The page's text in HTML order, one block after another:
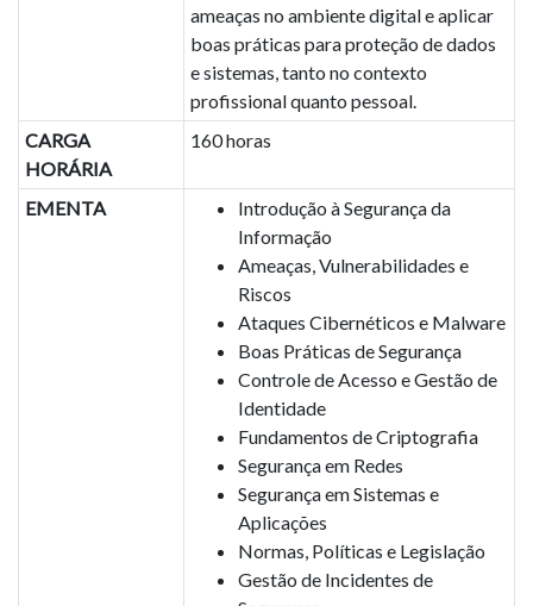
ameaças no ambiente digital e aplicar
boas práticas para proteção de dados
e sistemas, tanto no contexto
profissional quanto pessoal.
CARGA
HORÁRIA
160 horas
EMENTA
Introdução à Segurança da
Informação
Ameaças, Vulnerabilidades e
Riscos
Ataques Cibernéticos e Malware
Boas Práticas de Segurança
Controle de Acesso e Gestão de
Identidade
Fundamentos de Criptografia
Segurança em Redes
Segurança em Sistemas e
Aplicações
Normas, Políticas e Legislação
Gestão de Incidentes de